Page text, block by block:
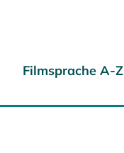
Filmsprache A-Z